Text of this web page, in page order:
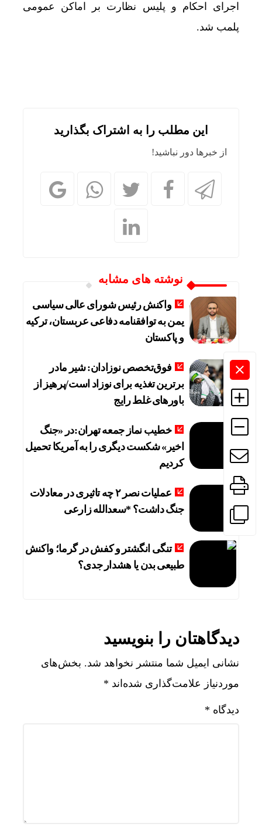
اجرای احکام و پلیس نظارت بر اماکن عمومی
پلمب شد.
این مطلب را به اشتراک بگذارید
از خبرها دور نباشید!
نوشته های مشابه
واکنش رئیس شورای عالی سیاسی
یمن به توافقنامه دفاعی عربستان، ترکیه
و پاکستان
فوق‌تخصص نوزادان: شیر مادر
برترین تغذیه برای نوزاد است/پرهیز از
باورهای غلط رایج
خطیب نماز جمعه تهران:در «جنگ
اخیر» شکست دیگری را به آمریکا تحمیل
کردیم
عملیات نصر ۲ چه تاثیری در معادلات
جنگ داشت؟ *سعدالله زارعی
تنگی انگشتر و کفش در گرما؛ واکنش
طبیعی بدن یا هشدار جدی؟
دیدگاهتان را بنویسید
نشانی ایمیل شما منتشر نخواهد شد. بخش‌های
موردنیاز علامت‌گذاری شده‌اند *
دیدگاه *